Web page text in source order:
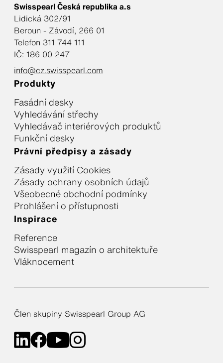
Swisspearl Česká republika a.s
Lidická 302/91
Beroun - Závodí, 266 01
Telefon 311 744 111
IČ: 186 00 247
info@cz.swisspearl.com
Produkty
Fasádní desky
Vyhledávání střechy
Vyhledávač interiérových produktů
Funkční desky
Právní předpisy a zásady
Zásady využití Cookies
Zásady ochrany osobních údajů
Všeobecné obchodní podmínky
Prohlášení o přístupnosti
Inspirace
Reference
Swisspearl magazín o architektuře
Vláknocement
Člen skupiny Swisspearl Group AG